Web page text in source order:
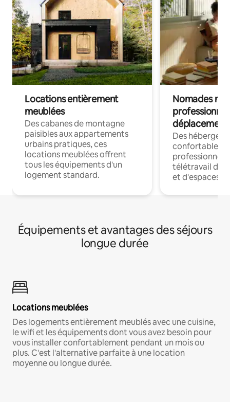
Locations entièrement
meublées
Des cabanes de montagne
paisibles aux appartements
urbains pratiques, ces
locations meublées offrent
tous les équipements d'un
logement standard.
Nomades
déplacement
Des
confortables
professionnels
télétravail
et d'espaces
Équipements et avantages des séjours
longue durée
Locations meublées
Des logements entièrement meublés avec une cuisine,
le wifi et les équipements dont vous avez besoin pour
vous installer confortablement pendant un mois ou
plus. C'est l'alternative parfaite à une location
moyenne ou longue durée.